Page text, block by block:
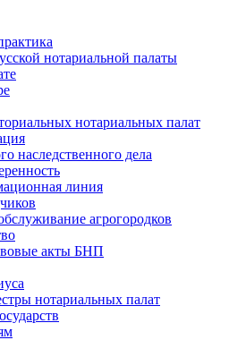
нотариальной палаты
нотариальных палат
наследственного дела
линия
агрогородков
акты БНП
нотариальных палат